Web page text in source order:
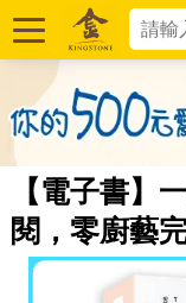
【電子書】
閱，零廚藝